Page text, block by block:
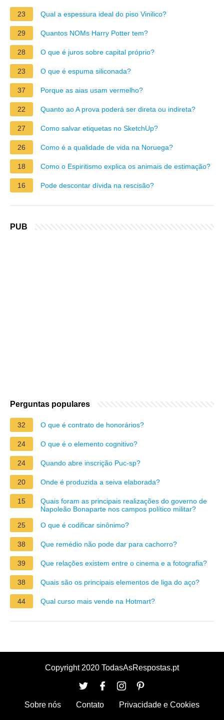
23 Qual a espessura ideal do piso Vinilico?
29 Quantos NOMs Harry Potter tem?
28 O que é juros sobre capital próprio?
23 O que é espuma siliconada?
37 Porque as aias usam vermelho?
22 Quanto ao A prova poderá ser direta ou indireta?
27 Como salvar etiquetas no SketchUp?
26 Como é a qualidade de vida na Noruega?
18 Como o Espiritismo explica os animais de estimação?
16 Pode descontar dívida na rescisão?
PUB
Perguntas populares
32 O que é contrato de honorários?
24 O que é o elemento cognitivo?
24 Quando abre inscrição Puc-sp?
20 Onde é produzida a seiva elaborada?
15
Quais foram as principais realizações do governo de
Napoleão Bonaparte nos campos político militar?
25
O que é codificar sinônimo?
38 Que remédio não pode dar para cachorro?
39 Que relações existem entre o cinema e a fotografia?
38 Quais são os principais elementos de liga do aço?
44 Qual curso mais vende na Hotmart?
Copyright 2020 TodasAsRespostas.pt
Sobre nós Contato Privacidade e Cookies